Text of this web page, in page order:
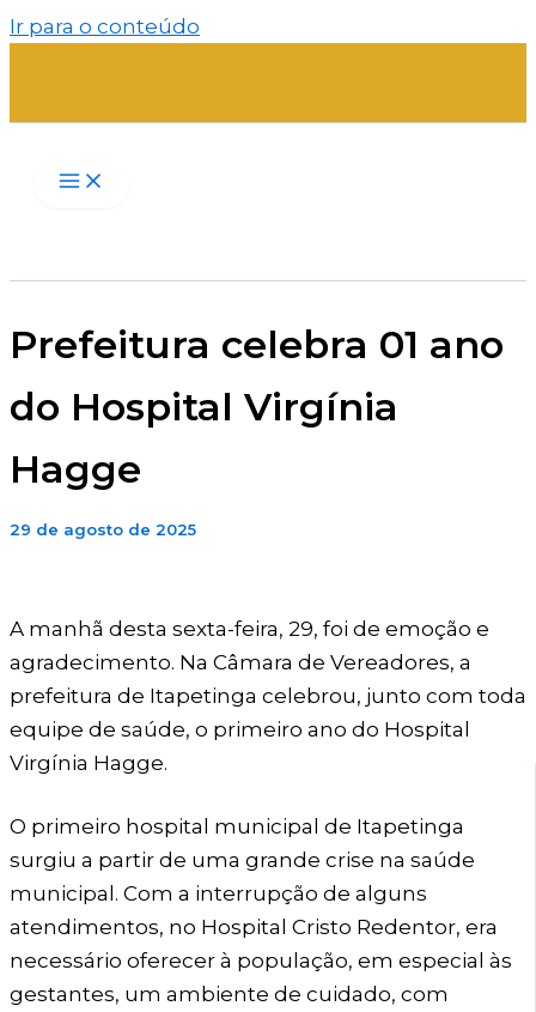
Ir para o conteúdo
Prefeitura celebra 01 ano
do Hospital Virgínia
Hagge
29 de agosto de 2025
A manhã desta sexta-feira, 29, foi de emoção e
agradecimento. Na Câmara de Vereadores, a
prefeitura de Itapetinga celebrou, junto com toda
equipe de saúde, o primeiro ano do Hospital
Virgínia Hagge.
O primeiro hospital municipal de Itapetinga
surgiu a partir de uma grande crise na saúde
municipal. Com a interrupção de alguns
atendimentos, no Hospital Cristo Redentor, era
necessário oferecer à população, em especial às
gestantes, um ambiente de cuidado, com